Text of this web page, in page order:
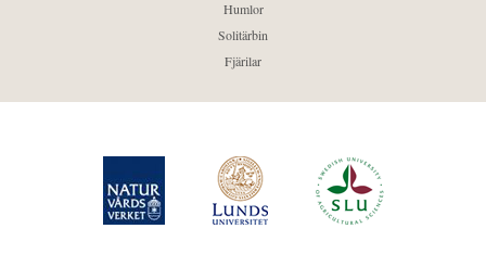
Humlor
Solitärbin
Fjärilar